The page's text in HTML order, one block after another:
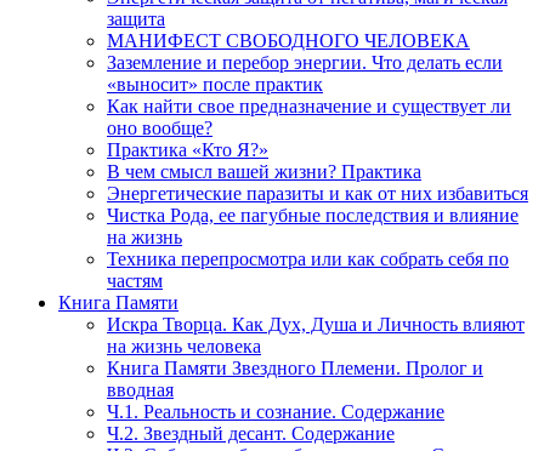
защита
МАНИФЕСТ СВОБОДНОГО ЧЕЛОВЕКА
Заземление и перебор энергии. Что делать если
«выносит» после практик
Как найти свое предназначение и существует ли
оно вообще?
Практика «Кто Я?»
В чем смысл вашей жизни? Практика
Энергетические паразиты и как от них избавиться
Чистка Рода, ее пагубные последствия и влияние
на жизнь
Техника перепросмотра или как собрать себя по
частям
Книга Памяти
Искра Творца. Как Дух, Душа и Личность влияют
на жизнь человека
Книга Памяти Звездного Племени. Пролог и
вводная
Ч.1. Реальность и сознание. Содержание
Ч.2. Звездный десант. Содержание